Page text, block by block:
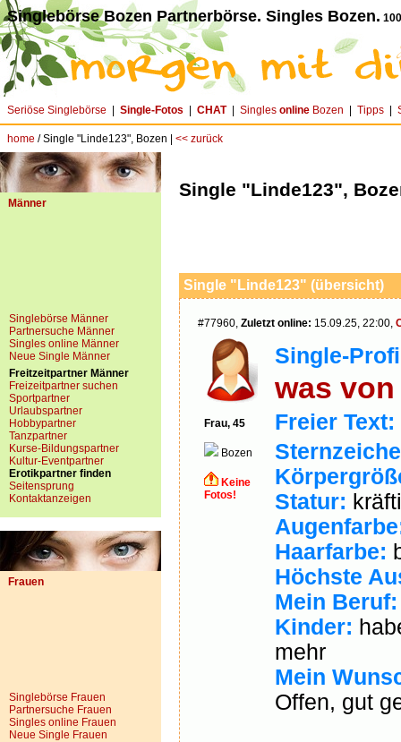
Singlebörse Bozen Partnerbörse. Singles Bozen.
Seriöse Singlebörse Single-Fotos CHAT| Singles online Bozen Tipps
home / Single "Linde123", Bozen | << zurück
Männer
Singlebörse Männer
Partnersuche Männer
Singles online Männer
Neue Single Männer
Freitzeitpartner Männer
Freizeitpartner suchen
Sportpartner
Urlaubspartner
Hobbypartner
Tanzpartner
Kurse-Bildungspartner
Kultur-Eventpartner
Erotikpartner finden
Seitensprung
Kontaktanzeigen
Frauen
Singlebörse Frauen
Partnersuche Frauen
Singles online Frauen
Neue Single Frauen
Single "Linde123",
Single "Linde123" (übersicht)
#77960, Zuletzt online: 15.09.25, 22:00,
Frau, 45
Bozen
Keine
Fotos!
Single-
was
Freier Text:
Statur:
Haarfarbe:
Höchste
Mein Beruf:
Kinder:
mehr
Mein
Offen, gut